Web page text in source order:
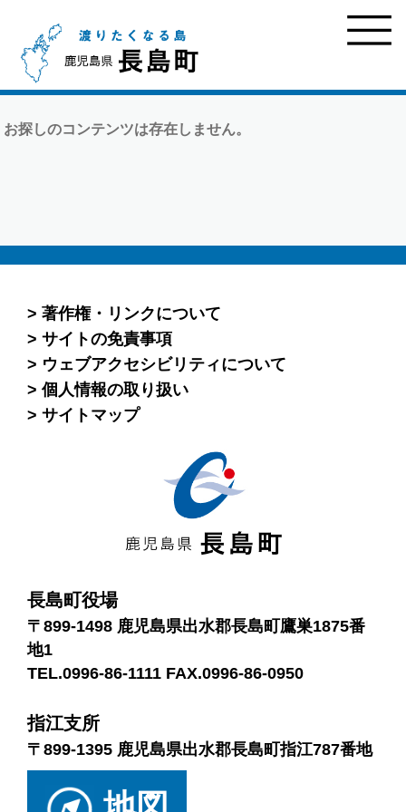
お探しのコンテンツは存在しません。
著作権・リンクについて
サイトの免責事項
ウェブアクセシビリティについて
個人情報の取り扱い
サイトマップ
長島町役場
〒899-1498 鹿児島県出水郡長島町鷹巣1875番
地1
TEL.0996-86-1111 FAX.0996-86-0950
指江支所
〒899-1395 鹿児島県出水郡長島町指江787番地